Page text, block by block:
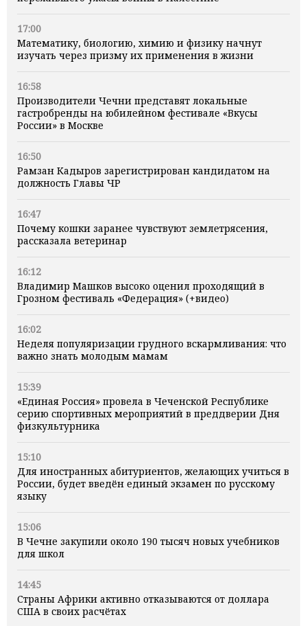
17:00
Математику, биологию, химию и физику начнут
изучать через призму их применения в жизни
16:58
Производители Чечни представят локальные
гастробренды на юбилейном фестивале «Вкусы
России» в Москве
16:50
Рамзан Кадыров зарегистрирован кандидатом на
должность Главы ЧР
16:47
Почему кошки заранее чувствуют землетрясения,
рассказала ветеринар
16:12
Владимир Машков высоко оценил проходящий в
Грозном фестиваль «Федерация» (+видео)
16:02
Неделя популяризации грудного вскармливания: что
важно знать молодым мамам
15:39
«Единая Россия» провела в Чеченской Республике
серию спортивных мероприятий в преддверии Дня
физкультурника
15:10
Для иностранных абитуриентов, желающих учиться в
России, будет введён единый экзамен по русскому
языку
15:06
В Чечне закупили около 190 тысяч новых учебников
для школ
14:45
Страны Африки активно отказываются от доллара
США в своих расчётах